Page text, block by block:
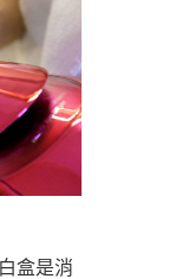
盒是消